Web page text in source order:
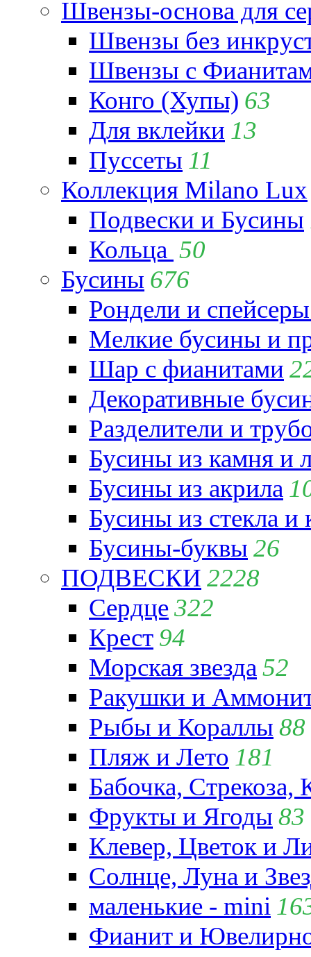
Швензы-основа для
Швензы без
Швензы с
Конго (Хупы) 63
Для вклейки 13
Пуссеты 11
Коллекция Milano Lux
Подвески и Бусины
Кольца 50
Бусины 676
Рондели и
Мелкие бусины и
Шар с фианитами
Декоративные
Разделители и
Бусины из камня и
Бусины из акрила
Бусины из стекла и
Бусины-буквы 26
ПОДВЕСКИ 2228
Сердце322
Крест 94
Морская звезда 52
Ракушки и
Рыбы и Кораллы 88
Пляж и Лето 181
Бабочка,
Фрукты и Ягоды 83
Клевер, Цветок и
Солнце, Луна и
маленькие - mini
Фианит и